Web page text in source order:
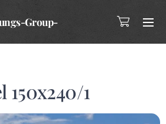
Group-
1